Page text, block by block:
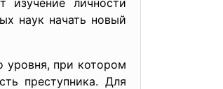
личности
наук начать новый
уровня, при котором
преступника. Для